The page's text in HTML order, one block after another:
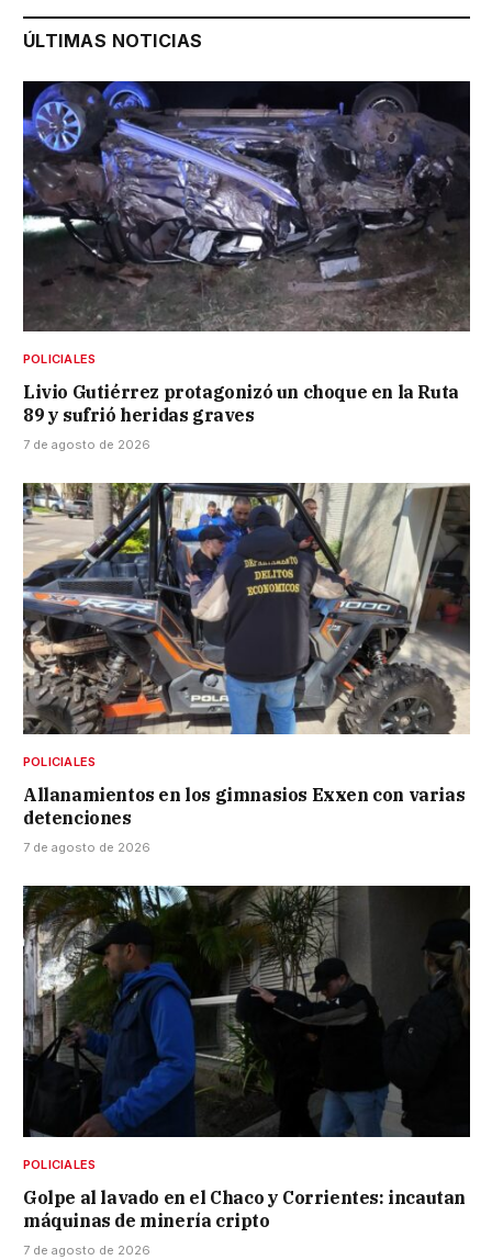
ÚLTIMAS NOTICIAS
POLICIALES
Livio Gutiérrez protagonizó un choque en la Ruta
89 y sufrió heridas graves
7 de agosto de 2026
POLICIALES
Allanamientos en los gimnasios Exxen con varias
detenciones
7 de agosto de 2026
POLICIALES
Golpe al lavado en el Chaco y Corrientes: incautan
máquinas de minería cripto
7 de agosto de 2026